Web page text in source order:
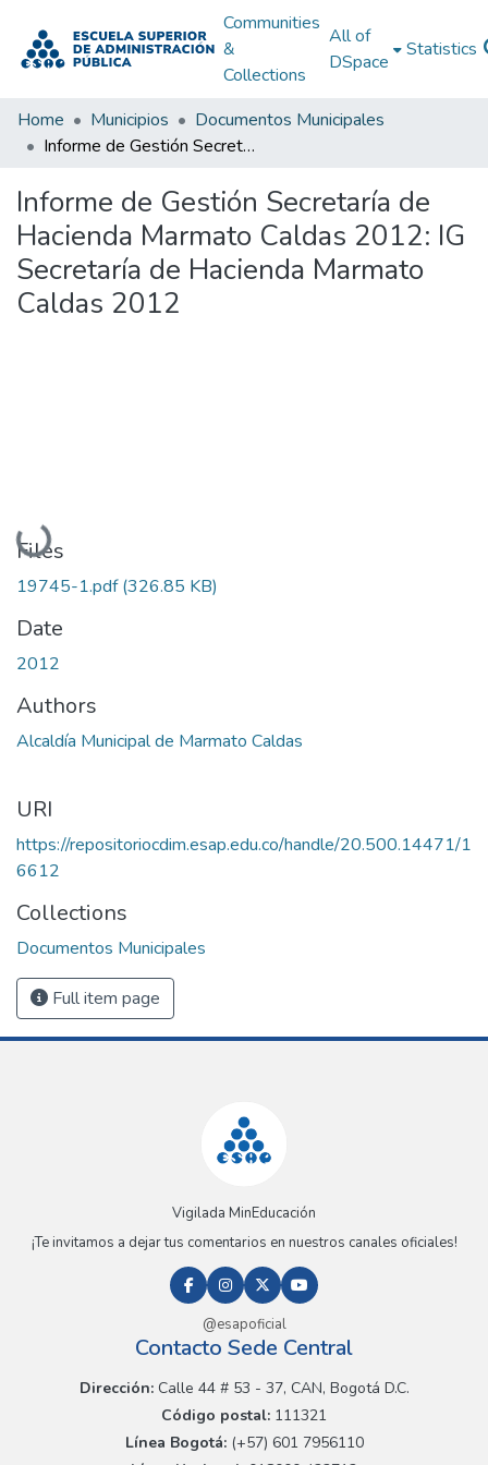
Communities
&
Collections
All of
DSpace
Statistics
Home Municipios
Documentos Municipales
Informe de Gestión Secretaría de Hacienda Marmato Caldas 2012: IG Secretaría de Hacienda Marmato Caldas 2012
Informe de Gestión Secretaría de
Hacienda Marmato Caldas 2012: IG
Secretaría de Hacienda Marmato
Caldas 2012
Loading...
Files
19745-1.pdf(326.85 KB)
Date
2012
Authors
Alcaldía Municipal de Marmato Caldas
URI
https://repositoriocdim.esap.edu.co/handle/20.500.14471/1
6612
Collections
Documentos Municipales
Full item page
Vigilada MinEducación
¡Te invitamos a dejar tus comentarios en nuestros canales oficiales!
@esapoficial
Contacto Sede Central
Dirección:Calle 44 # 53 - 37, CAN, Bogotá D.C.
Código postal: 111321
Línea Bogotá:(+57) 601 7956110